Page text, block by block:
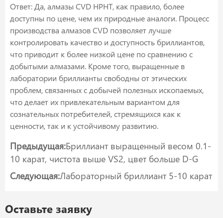
Ответ: Да, алмазы CVD HPHT, как правило, более
доступны по цене, чем их природные аналоги. Процесс
производства алмазов CVD позволяет лучше
контролировать качество и доступность бриллиантов,
что приводит к более низкой цене по сравнению с
добытыми алмазами. Кроме того, выращенные в
лаборатории бриллианты свободны от этических
проблем, связанных с добычей полезных ископаемых,
что делает их привлекательным вариантом для
сознательных потребителей, стремящихся как к
ценности, так и к устойчивому развитию.
Предыдущая:Бриллиант выращенный весом 0.1-
10 карат, чистота выше VS2, цвет больше D-G
Следующая:Лабораторный бриллиант 5-10 карат
Оставьте заявку